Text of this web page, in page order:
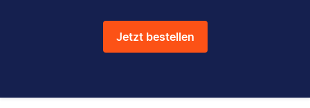
Jetzt bestellen